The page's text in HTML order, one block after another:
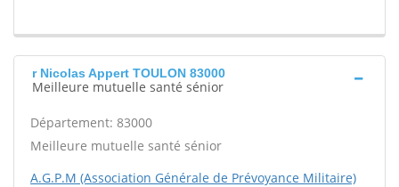
r Nicolas Appert TOULON 83000
Meilleure mutuelle santé sénior
Département: 83000
Meilleure mutuelle santé sénior
A.G.P.M (Association Générale de Prévoyance Militaire)